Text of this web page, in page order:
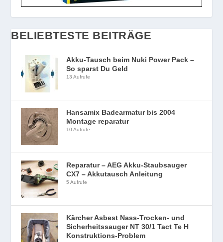
BELIEBTESTE BEITRÄGE
Akku-Tausch beim Nuki Power Pack –
So sparst Du Geld
13 Aufrufe
Hansamix Badearmatur bis 2004
Montage reparatur
10 Aufrufe
Reparatur – AEG Akku-Staubsauger
CX7 – Akkutausch Anleitung
5 Aufrufe
Kärcher Asbest Nass-Trocken- und
Sicherheitssauger NT 30/1 Tact Te H
Konstruktions-Problem